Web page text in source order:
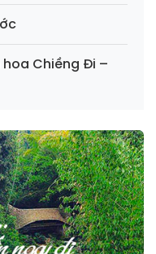
hoa Chiềng Đi –